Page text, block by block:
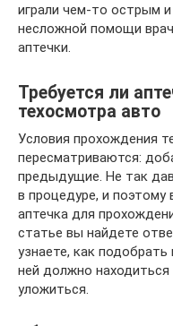
играли чем-то острым
несложной помощи
аптечки.
Требуется ли
техосмотра авто
Условия прохождения
пересматриваются:
предыдущие. Не так
в процедуре, и поэтому
аптечка для
статье вы найдете
узнаете, как
ней должно
уложиться.